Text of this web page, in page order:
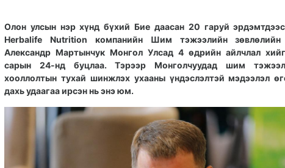
10:04:08
22:39:38
Олон улсын нэр хүнд бүхий Бие даасан 20 гаруй
Herbalife Nutrition компанийн Шим тэжээлийн зөвлөлийн
Александр Мартынчук Монгол Улсад 4 өдрийн айлчлал
сарын 24-нд буцлаа. Тэрээр Монголчуудад шим
хооллолтын тухай шинжлэх ухааны үндэслэлтэй мэдээлэл
дахь удаагаа ирсэн нь энэ юм.